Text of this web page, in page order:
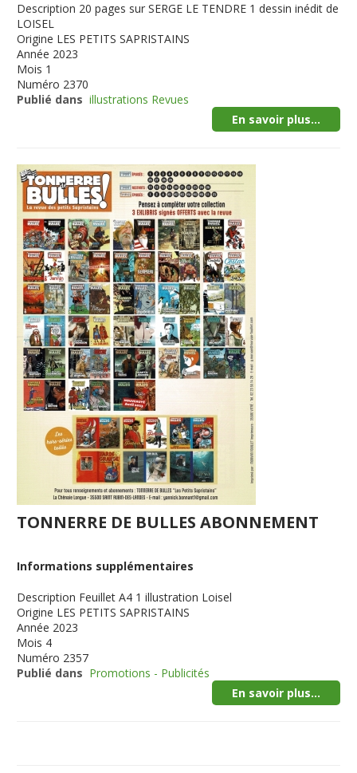
Description 20 pages sur SERGE LE TENDRE 1 dessin inédit de
LOISEL
Origine LES PETITS SAPRISTAINS
Année 2023
Mois 1
Numéro 2370
Publié dans illustrations Revues
En savoir plus...
TONNERRE DE BULLES ABONNEMENT
Informations supplémentaires
Description Feuillet A4 1 illustration Loisel
Origine LES PETITS SAPRISTAINS
Année 2023
Mois 4
Numéro 2357
Publié dans Promotions - Publicités
En savoir plus...